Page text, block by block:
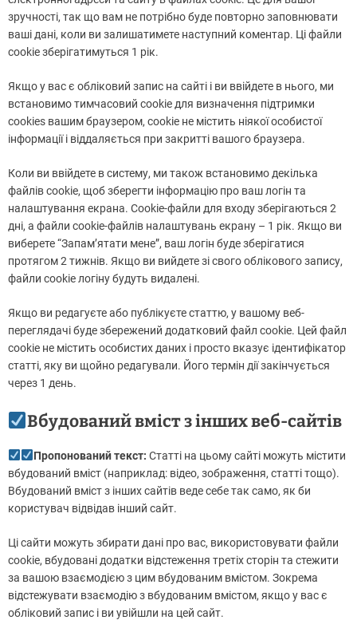
зручності, так що вам не потрібно буде повторно заповнювати
ваші дані, коли ви залишатимете наступний коментар. Ці файли
cookie зберігатимуться 1 рік.
Якщо у вас є обліковий запис на сайті і ви ввійдете в нього, ми
встановимо тимчасовий cookie для визначення підтримки
cookies вашим браузером, cookie не містить ніякої особистої
інформації і віддаляється при закритті вашого браузера.
Коли ви ввійдете в систему, ми також встановимо декілька
файлів cookie, щоб зберегти інформацію про ваш логін та
налаштування екрана. Cookie-файли для входу зберігаються 2
дні, а файли cookie-файлів налаштувань екрану – 1 рік. Якщо ви
виберете “Запам’ятати мене”, ваш логін буде зберігатися
протягом 2 тижнів. Якщо ви вийдете зі свого облікового запису,
файли cookie логіну будуть видалені.
Якщо ви редагуєте або публікуєте статтю, у вашому веб-
переглядачі буде збережений додатковий файл cookie. Цей файл
cookie не містить особистих даних і просто вказує ідентифікатор
статті, яку ви щойно редагували. Його термін дії закінчується
через 1 день.
Вбудований вміст з інших веб-сайтів
Пропонований текст: Статті на цьому сайті можуть містити
вбудований вміст (наприклад: відео, зображення, статті тощо).
Вбудований вміст з інших сайтів веде себе так само, як би
користувач відвідав інший сайт.
Ці сайти можуть збирати дані про вас, використовувати файли
cookie, вбудовані додатки відстеження третіх сторін та стежити
за вашою взаємодією з цим вбудованим вмістом. Зокрема
відстежувати взаємодію з вбудованим вмістом, якщо у вас є
обліковий запис і ви увійшли на цей сайт.